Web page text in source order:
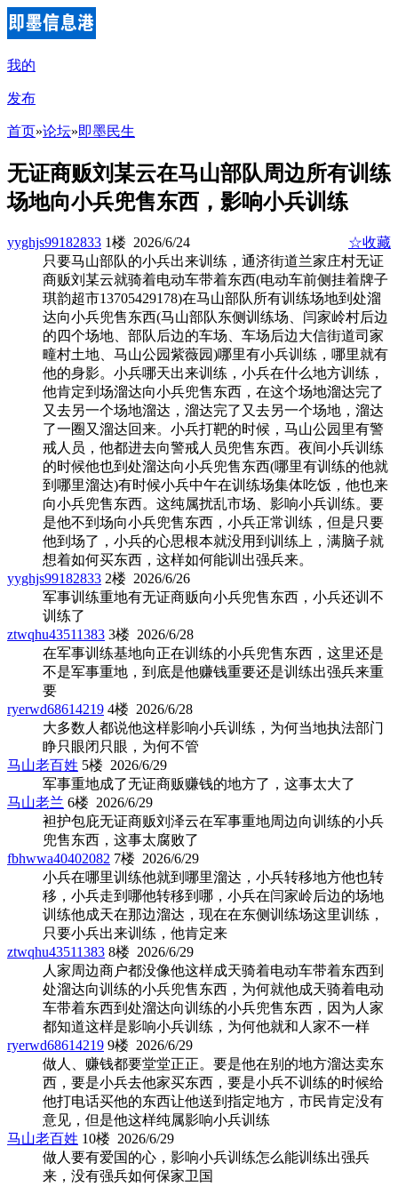
我的
发布
首页»论坛»即墨民生
无证商贩刘某云在马山部队周边所有训练
场地向小兵兜售东西，影响小兵训练
yyghjs99182833 1楼 2026/6/24
☆收藏
只要马山部队的小兵出来训练，通济街道兰家庄村无证
商贩刘某云就骑着电动车带着东西(电动车前侧挂着牌子
琪韵超市13705429178)在马山部队所有训练场地到处溜
达向小兵兜售东西(马山部队东侧训练场、闫家岭村后边
的四个场地、部队后边的车场、车场后边大信街道司家
疃村土地、马山公园紫薇园)哪里有小兵训练，哪里就有
他的身影。小兵哪天出来训练，小兵在什么地方训练，
他肯定到场溜达向小兵兜售东西，在这个场地溜达完了
又去另一个场地溜达，溜达完了又去另一个场地，溜达
了一圈又溜达回来。小兵打靶的时候，马山公园里有警
戒人员，他都进去向警戒人员兜售东西。夜间小兵训练
的时候他也到处溜达向小兵兜售东西(哪里有训练的他就
到哪里溜达)有时候小兵中午在训练场集体吃饭，他也来
向小兵兜售东西。这纯属扰乱市场、影响小兵训练。要
是他不到场向小兵兜售东西，小兵正常训练，但是只要
他到场了，小兵的心思根本就没用到训练上，满脑子就
想着如何买东西，这样如何能训出强兵来。
yyghjs99182833 2楼 2026/6/26
军事训练重地有无证商贩向小兵兜售东西，小兵还训不
训练了
ztwqhu43511383 3楼 2026/6/28
在军事训练基地向正在训练的小兵兜售东西，这里还是
不是军事重地，到底是他赚钱重要还是训练出强兵来重
要
ryerwd68614219 4楼 2026/6/28
大多数人都说他这样影响小兵训练，为何当地执法部门
睁只眼闭只眼，为何不管
马山老百姓 5楼 2026/6/29
军事重地成了无证商贩赚钱的地方了，这事太大了
马山老兰 6楼 2026/6/29
袒护包庇无证商贩刘泽云在军事重地周边向训练的小兵
兜售东西，这事太腐败了
fbhwwa40402082 7楼 2026/6/29
小兵在哪里训练他就到哪里溜达，小兵转移地方他也转
移，小兵走到哪他转移到哪，小兵在闫家岭后边的场地
训练他成天在那边溜达，现在在东侧训练场这里训练，
只要小兵出来训练，他肯定来
ztwqhu43511383 8楼 2026/6/29
人家周边商户都没像他这样成天骑着电动车带着东西到
处溜达向训练的小兵兜售东西，为何就他成天骑着电动
车带着东西到处溜达向训练的小兵兜售东西，因为人家
都知道这样是影响小兵训练，为何他就和人家不一样
ryerwd68614219 9楼 2026/6/29
做人、赚钱都要堂堂正正。要是他在别的地方溜达卖东
西，要是小兵去他家买东西，要是小兵不训练的时候给
他打电话买他的东西让他送到指定地方，市民肯定没有
意见，但是他这样纯属影响小兵训练
马山老百姓 10楼 2026/6/29
做人要有爱国的心，影响小兵训练怎么能训练出强兵
来，没有强兵如何保家卫国